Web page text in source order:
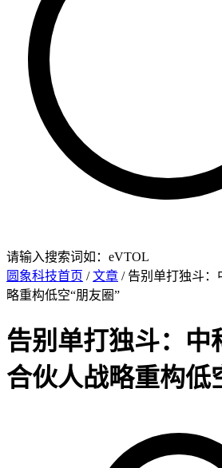
请输入搜索词如：eVTOL
圆象科技首页 /文章 / 告别单打独斗：
略重构低空“朋友圈”
告别单打独斗：中
合伙人战略重构低